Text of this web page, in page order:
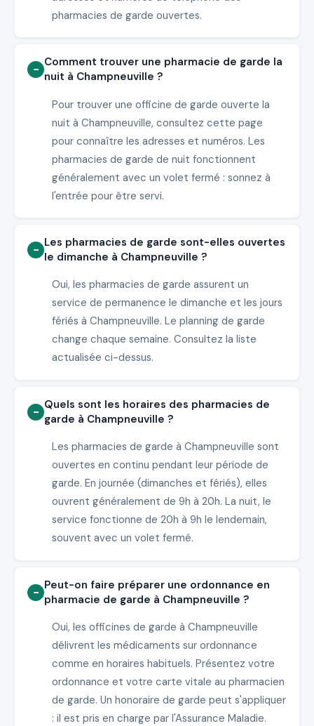
pharmacies de garde ouvertes.
Comment trouver une pharmacie de garde la
nuit à Champneuville ?
Pour trouver une officine de garde ouverte la
nuit à Champneuville, consultez cette page
pour connaître les adresses et numéros. Les
pharmacies de garde de nuit fonctionnent
généralement avec un volet fermé : sonnez à
l'entrée pour être servi.
Les pharmacies de garde sont-elles ouvertes
le dimanche à Champneuville ?
Oui, les pharmacies de garde assurent un
service de permanence le dimanche et les jours
fériés à Champneuville. Le planning de garde
change chaque semaine. Consultez la liste
actualisée ci-dessus.
Quels sont les horaires des pharmacies de
garde à Champneuville ?
Les pharmacies de garde à Champneuville sont
ouvertes en continu pendant leur période de
garde. En journée (dimanches et fériés), elles
ouvrent généralement de 9h à 20h. La nuit, le
service fonctionne de 20h à 9h le lendemain,
souvent avec un volet fermé.
Peut-on faire préparer une ordonnance en
pharmacie de garde à Champneuville ?
Oui, les officines de garde à Champneuville
délivrent les médicaments sur ordonnance
comme en horaires habituels. Présentez votre
ordonnance et votre carte vitale au pharmacien
de garde. Un honoraire de garde peut s'appliquer
: il est pris en charge par l'Assurance Maladie.